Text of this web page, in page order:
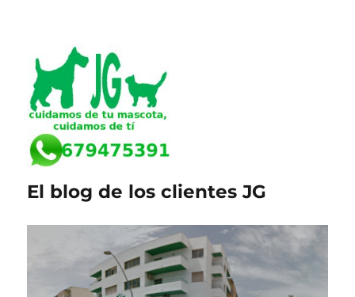
El blog de los clientes JG